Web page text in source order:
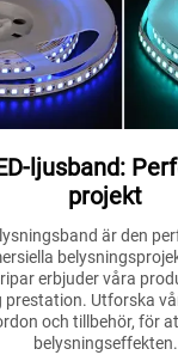
ljusband:
projekt
är den
erbjuder våra
prestation. Utforska
och tillbehör, för
belysningseffekten.